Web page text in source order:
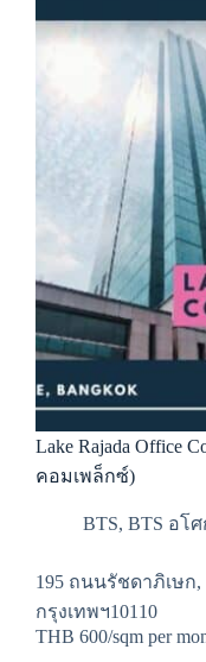
Lake Rajada Office
คอมเพล็กซ์)
BTS, BTS อโศ
195 ถนนรัชดาภิเษก,
กรุงเทพฯ10110
THB 600/sqm per